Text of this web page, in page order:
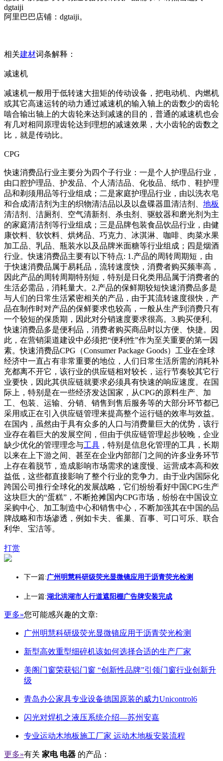
dgtaiji
阿里巴巴店铺：dgtaiji。
相关建材词条解释：
减速机
减速机一般用于低转速大扭矩的传动设备，把电动机、内燃机
或其它高速运转的动力通过减速机的输入轴上的齿数少的齿轮
啮合输出轴上的大齿轮来达到减速的目的，普通的减速机也会
有几对相同原理齿轮达到理想的减速效果，大小齿轮的齿数之
比，就是传动比。
CPG
快速消费品行业主要分为四个子行业：一是个人护理品行业，
由口腔护理品、护发品、个人清洁品、化妆品、纸巾、鞋护理
品和剃须用品等行业组成；二是家庭护理品行业，由以洗衣皂
和合成清洁剂为主的织物清洁品以及以盘碟器皿清洁剂、 地板
清洁剂、洁厕剂、空气清新剂、杀虫剂、驱蚊器和磨光剂为主
的家庭清洁剂等行业组成；三是品牌包装食品饮品行业，由健
康饮料、软饮料、烘烤品、巧克力、冰淇淋、咖啡、肉菜水果
加工品、乳品、瓶装水以及品牌米面糖等行业组成；四是烟酒
行业。快速消费品主要有以下特点: 1.产品的周转周期短，由
于快速消费品属于易耗品，流转速度快，消费者购买频率高，
因此产品的周转周期特别短，特别是日化类用品属于消费者的
生活必需品，消耗量大。2.产品的保鲜期较短快速消费品多是
与人们的日常生活紧密相关的产品，由于其流转速度很快，产
品在制作时对产品的保鲜要求也较高，一般从生产到消费只有
一个较短的保质期，因此对分销速度要求很高。3.购买便利。
快速消费品多是便利品，消费者购买商品时以方便、快捷。因
此，在营销渠道建设中必须把“便利性”作为至关重要的第一因
素。快速消费品CPG（Consumer Package Goods）工业在全球
经济中一直占有非常重要的地位，人们日常生活所需的消耗补
充都离不开它，该行业的供应链相对较长，运行节奏较其它行
业要快，因此其供应链就要求必须具有快速的响应速度。在国
际上，特别是在一些经济发达国家，从CPG的原料生产、加
工、包装、运输、分销、销售到售后服务等的大部分环节都已
采用或正在引入供应链管理来提高整个运行链的效率与效益。
在国内，虽然由于具有众多的人口与消费量巨大的优势，该行
业存在着巨大的发展空间，但由于供应链管理起步较晚，企业
缺少优化的管理理念与工具 ，特别是信息化管理的工具，长期
以来在上下游之间、甚至在企业内部部门之间的许多业务环节
上存在着脱节，造成影响市场需求的速度慢、运营成本高和效
益低，这些都直接影响了整个行业的竞争力。由于业内国际化
跨国公司推行全球化的发展战略，它们纷纷看好中国CPG生产
这块巨大的“蛋糕”，不断抢摊国内CPG市场，纷纷在中国设立
采购中心、加工制造中心和销售中心，不断加强其在中国的品
牌战略和市场渗透，例如卡夫、雀巢、百事、可口可乐、联合
利华、宝洁等。
打赏
下一篇:广州明慧科研级荧光显微镜应用于沥青荧光检测
上一篇:湖北洪湖市人行道遮阳棚广告牌安装完成
更多»您可能感兴趣的文章:
广州明慧科研级荧光显微镜应用于沥青荧光检测
新型高效重型细碎机该如何选择合适的生产厂家
美阁门窗荣获铝门窗 “创新性品牌”引领门窗行业创新升
级
青岛办公家具专业设备德国原装的威力Unicontrol6
闪光对焊机之液压系统介绍—苏州安嘉
专业运动木地板施工厂家 运动木地板安装流程
更多»有关 家电 电器 的产品：